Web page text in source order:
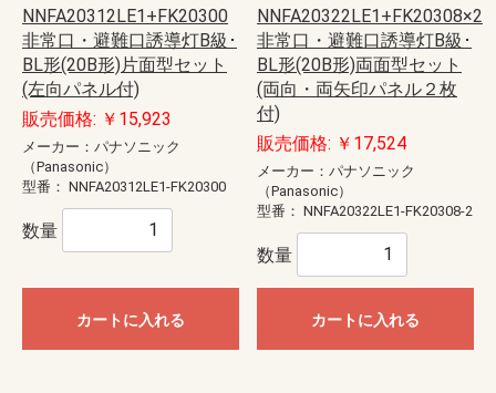
NNFA20312LE1+FK20300
非常口・避難口誘導灯B級･
BL形(20B形)片面型セット
(左向パネル付)
販売価格: ￥15,923
メーカー：パナソニック
（Panasonic）
型番： NNFA20312LE1-FK20300
数量
カートに入れる
NNFA20322LE1+FK20308×2
非常口・避難口誘導灯B級･
BL形(20B形)両面型セット
(両向・両矢印パネル２枚
付)
販売価格: ￥17,524
メーカー：パナソニック
（Panasonic）
型番： NNFA20322LE1-FK20308-2
数量
カートに入れる